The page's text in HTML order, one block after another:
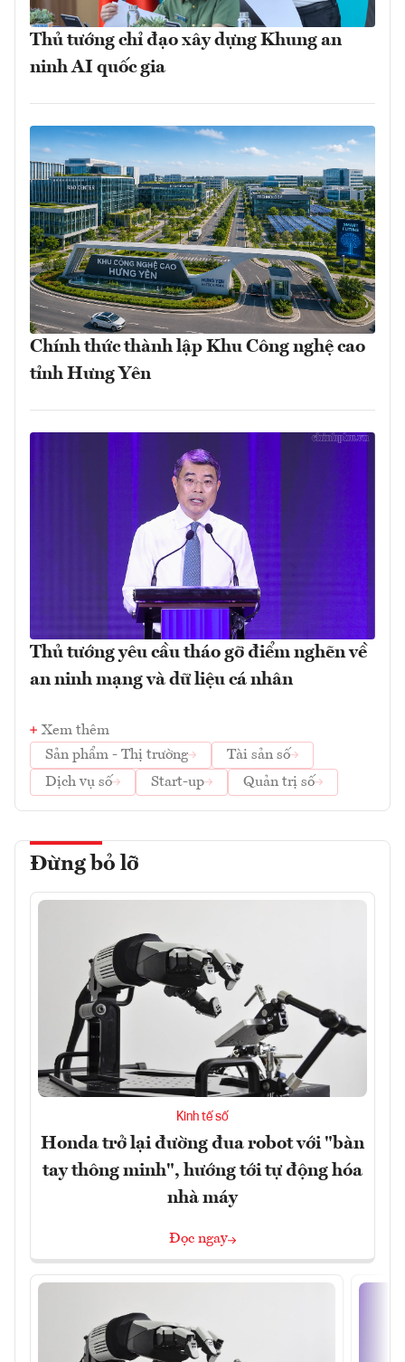
Thủ tướng chỉ đạo xây dựng Khung an
ninh AI quốc gia
Chính thức thành lập Khu Công nghệ cao
tỉnh Hưng Yên
Thủ tướng yêu cầu tháo gỡ điểm nghẽn về
an ninh mạng và dữ liệu cá nhân
Xem thêm
Sản phẩm - Thị trường
Tài sản số
Dịch vụ số
Start-up Quản trị số
Đừng bỏ lỡ
Kinh tế số
Honda trở lại đường đua robot với "bàn
tay thông minh", hướng tới tự động hóa
nhà máy
Đọc ngay